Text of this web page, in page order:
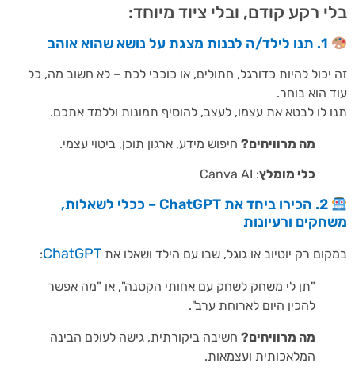
רקע קודם, ובלי ציוד מיוחד:
להיות כדורגל, חתולים, או כוכבי לכת – לא חשוב מה, כל
הוא בוחר.
לו לבטא את עצמו, לעצב, להוסיף תמונות וללמד אתכם.
מה מרוויחים?חיפוש מידע, ארגון תוכן, ביטוי עצמי.
כלי מומלץ: Canva AI
2. הכירו ביחד את ChatGPT – ככלי לשאלות,
ורעיונות
רק יוטיוב או גוגל, שבו עם הילד ושאלו את ChatGPT
:
"תן לי משחק לשחק עם אחותי הקטנה", או "מה אפשר
להכין היום לארוחת ערב".
מה מרוויחים?חשיבה ביקורתית, גישה לעולם הבינה
המלאכותית ועצמאות.